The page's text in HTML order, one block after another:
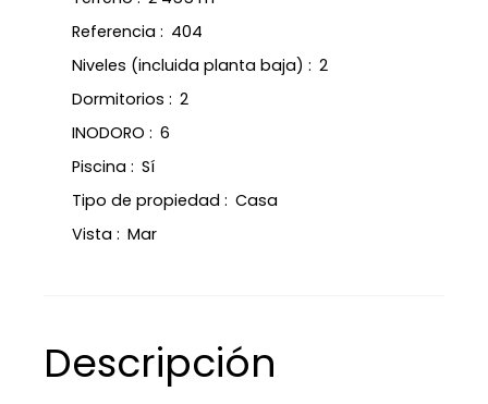
Referencia : 404
Niveles (incluida planta baja) : 2
Dormitorios : 2
INODORO : 6
Piscina : Sí
Tipo de propiedad : Casa
Vista : Mar
Descripción